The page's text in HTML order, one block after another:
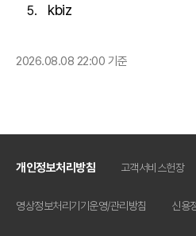
kbiz
2026.08.08 22:00 기준
개인정보처리방침 고객서비스헌장
영상정보처리기기운영/관리방침 신용